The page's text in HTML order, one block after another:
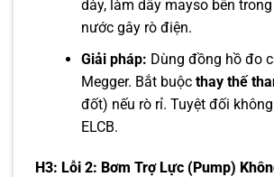
dày, làm dây mayso bên
nước gây rò điện.
Giải pháp: Dùng đồng hồ đo
Megger. Bắt buộc thay thế
đốt) nếu rò rỉ. Tuyệt đối không
ELCB.
H3: Lỗi 2: Bơm Trợ Lực (Pump)